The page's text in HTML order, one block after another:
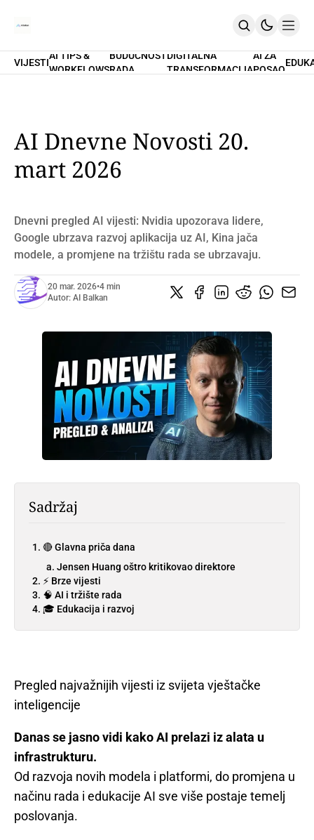
Home
PRETPLATI SE
VIJESTI
AI TIPS &
WORKFLOWS
BUDUĆNOST
RADA
DIGITALNA
TRANSFORMACIJA
AI ZA
POSAO
AI Dnevne Novosti 20.
mart 2026
Dnevni pregled AI vijesti: Nvidia upozorava lidere,
Google ubrzava razvoj aplikacija uz AI, Kina jača
modele, a promjene na tržištu rada se ubrzavaju.
20 mar. 2026•4 min
Autor: AI Balkan
Sadržaj
🔴 Glavna priča dana
Jensen Huang oštro kritikovao direktore
⚡ Brze vijesti
🧠 AI i tržište rada
🎓 Edukacija i razvoj
Pregled najvažnijih vijesti iz svijeta vještačke
inteligencije
Danas se jasno vidi kako AI prelazi iz alata u
infrastrukturu.
Od razvoja novih modela i platformi, do promjena u
načinu rada i edukacije AI sve više postaje temelj
poslovanja.